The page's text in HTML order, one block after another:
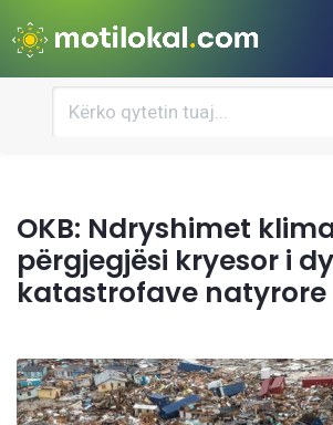
OKB: Ndryshimet
përgjegjësi kryesor i
katastrofave natyrore